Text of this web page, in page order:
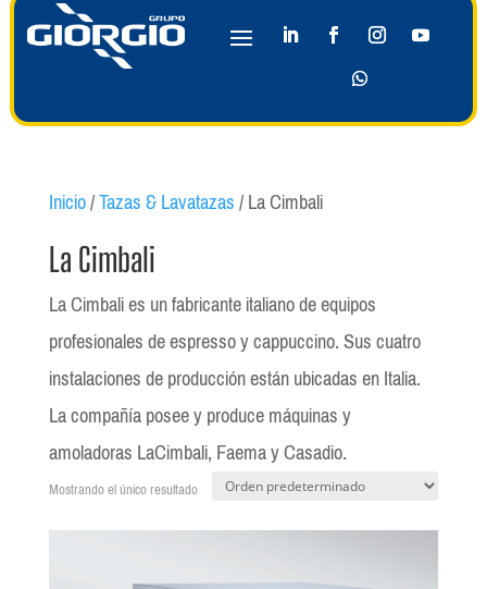
Inicio/Tazas & Lavatazas/ La Cimbali
La Cimbali
La Cimbali es un fabricante italiano de equipos
profesionales de espresso y cappuccino. Sus cuatro
instalaciones de producción están ubicadas en Italia.
La compañía posee y produce máquinas y
amoladoras LaCimbali, Faema y Casadio.
Mostrando el único resultado